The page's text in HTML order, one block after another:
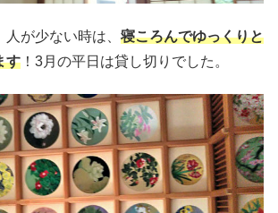
が少ない時は、 寝ころんでゆっくりと
す ！3月の平日は貸し切りでした。